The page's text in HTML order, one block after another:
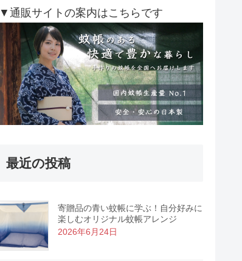
▼通販サイトの案内はこちらです
最近の投稿
寄贈品の青い蚊帳に学ぶ！自分好みに
楽しむオリジナル蚊帳アレンジ
2026年6月24日